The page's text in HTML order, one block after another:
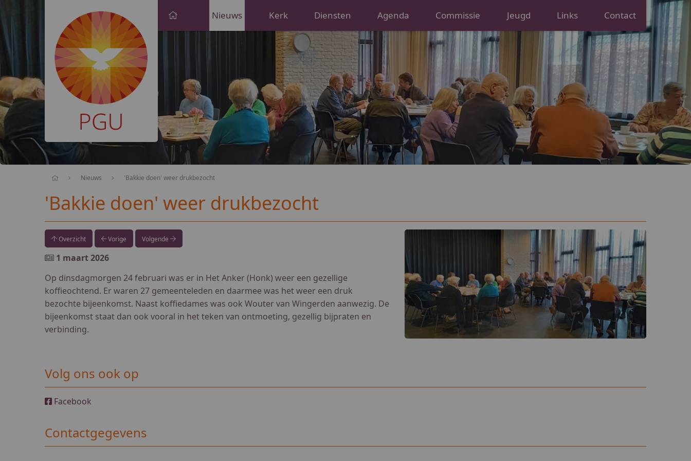
PGU Nieuws Kerk Diensten Agenda Commissie Jeugd Links Contact
Nieuws 'Bakkie doen' weer drukbezocht
'Bakkie doen' weer drukbezocht
Overzicht Vorige Volgende
1 maart 2026
Op dinsdagmorgen 24 februari was er in Het Anker (Honk) weer een gezellige
koffieochtend. Er waren 27 gemeenteleden en daarmee was het weer een druk
bezochte bijeenkomst. Naast koffiedames was ook Wouter van Wingerden aanwezig. De
bijeenkomst staat dan ook vooral in het teken van ontmoeting, gezellig bijpraten en
verbinding.
Volg ons ook op
Facebook
Contactgegevens